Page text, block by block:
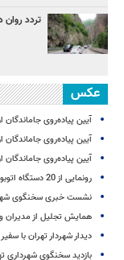
تردد
عکس
آیین پیاده‌روی
آیین پیاده‌روی
آیین پیاده‌روی
رونمایی از 20 دستگاه اتوبوس جدید دیزلی
نشست خبری سخنگوی
همایش تجلیل از مدیران
دیدار شهردار تهران با
بازدید سخنگوی شهرداری